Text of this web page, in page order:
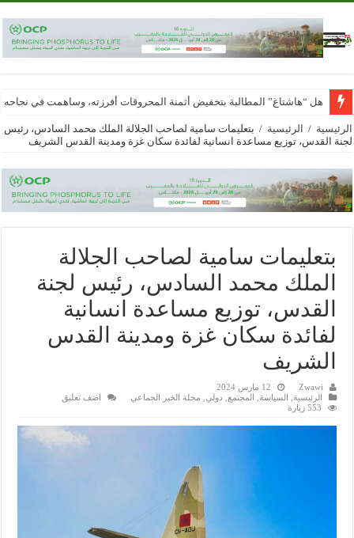
هل “هاشتاغ” المطالبة بتخفيض أثمنة المحروقات أفرزته، وساهمت في
الرئيسية / الرئيسية / بتعليمات سامية لصاحب الجلالة الملك محمد السادس، رئيس
لجنة القدس، توزيع مساعدة انسانية لفائدة سكان غزة ومدينة القدس الشريف
بتعليمات سامية لصاحب الجلالة
الملك محمد السادس، رئيس لجنة
القدس، توزيع مساعدة انسانية
لفائدة سكان غزة ومدينة القدس
الشريف
Zwawi
12 مارس 2024
الرئيسية
السياسة المجتمع دولي مجلة الخبر الجماعي
اضف تعليق
553 زيارة